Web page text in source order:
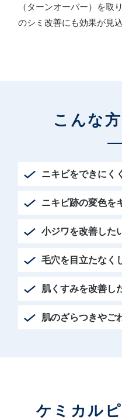
（ターンオーバー）を取
のシミ改善にも効果が見
こんな
ニキビをできにく
ニキビ跡の変色を
小ジワを改善した
毛穴を目立たなく
肌くすみを改善し
肌のざらつきやご
ケミカル